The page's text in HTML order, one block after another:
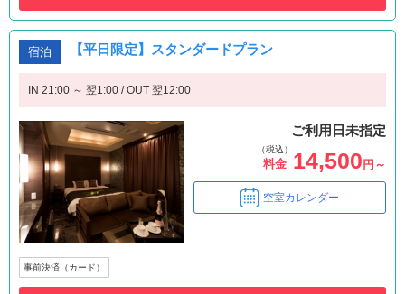
宿泊 【平日限定】スタンダードプラン
IN 21:00 ～ 翌1:00 / OUT 翌12:00
ご利用日未指定
（税込）
料金 14,500 円～
空室カレンダー
事前決済（カード）